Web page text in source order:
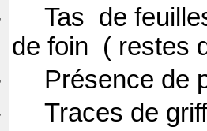
Tas de
de foin ( restes
Présence de
Traces de